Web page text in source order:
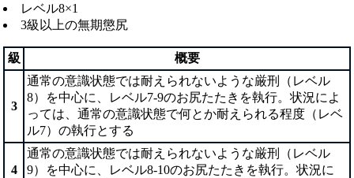
レベル8×1
3級以上の無期懲尻
級 概要
3
通常の意識状態では耐えられないような厳刑（レベル
8）を中心に、レベル7-9のお尻たたきを執行。状況によ
っては、通常の意識状態で何とか耐えられる程度（レベ
ル7）の執行とする
4
通常の意識状態では耐えられないような厳刑（レベル
9）を中心に、レベル8-10のお尻たたきを執行。状況に